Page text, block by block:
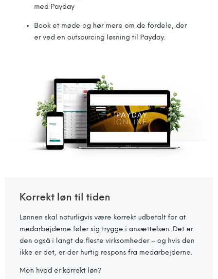
med Payday
Book et møde og hør mere om de fordele, der
er ved en outsourcing løsning til Payday.
Korrekt løn til tiden
Lønnen skal naturligvis være korrekt udbetalt for at
medarbejderne føler sig trygge i ansættelsen. Det er
den også i langt de fleste virksomheder – og hvis den
ikke er det, er der hurtig respons fra medarbejderne.
Men hvad er korrekt løn?